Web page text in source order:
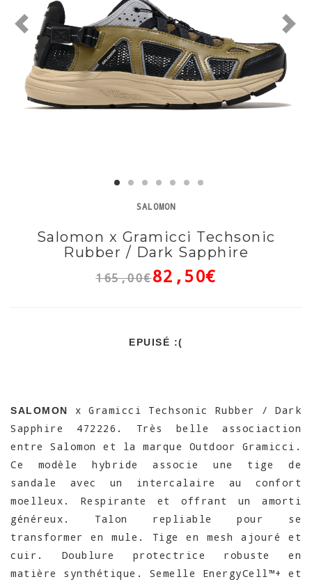
SALOMON
Salomon x Gramicci Techsonic
Rubber / Dark Sapphire
165,00€82,50€
EPUISÉ :(
SALOMON
x Gramicci Techsonic Rubber / Dark
Sapphire 472226. Très belle associaction
entre Salomon et la marque Outdoor Gramicci.
Ce modèle hybride associe une tige de
sandale avec un intercalaire au confort
moelleux. Respirante et offrant un amorti
généreux. Talon repliable pour se
transformer en mule. Tige en mesh ajouré et
cuir. Doublure protectrice robuste en
matière synthétique. Semelle EnergyCell™+ et